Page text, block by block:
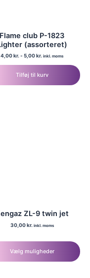
Flame club P-1823
(assorteret)
4,00kr. - 5,00kr. inkl. moms
Tilføj til kurv
ZL-9 twin jet
30,00kr. inkl. moms
Vælg muligheder